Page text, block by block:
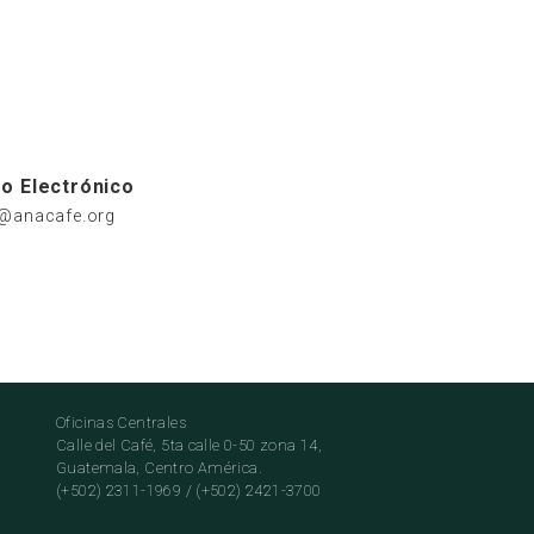
Electrónico
Oficinas Centrales
Calle del Café, 5ta calle 0-50 zona 14,
Guatemala, Centro América.
(+502) 2311-1969 / (+502) 2421-3700